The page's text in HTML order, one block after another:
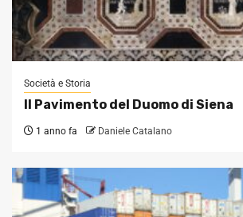
Società e Storia
Il Pavimento del Duomo di Siena
1 anno fa Daniele Catalano